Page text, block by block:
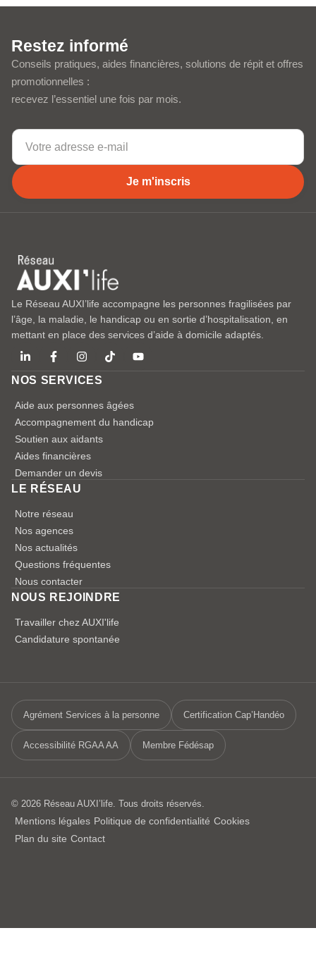
Restez informé
Conseils pratiques, aides financières, solutions de répit et offres
promotionnelles :
recevez l’essentiel une fois par mois.
Je m'inscris
Le Réseau AUXI’life accompagne les personnes fragilisées par
l’âge, la maladie, le handicap ou en sortie d’hospitalisation, en
mettant en place des services d’aide à domicile adaptés.
NOS SERVICES
Aide aux personnes âgées
Accompagnement du handicap
Soutien aux aidants
Aides financières
Demander un devis
LE RÉSEAU
Notre réseau
Nos agences
Nos actualités
Questions fréquentes
Nous contacter
NOUS REJOINDRE
Travailler chez AUXI'life
Candidature spontanée
Agrément Services à la personne Certification Cap’Handéo
Accessibilité RGAA AA Membre Fédésap
© 2026 Réseau AUXI’life. Tous droits réservés.
Mentions légales Politique de confidentialité Cookies
Plan du site Contact